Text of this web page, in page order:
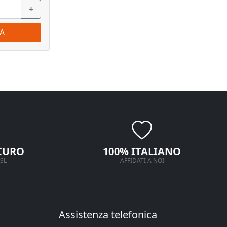
+
100% ITALIANO
AFFIDATI A NOI
Assistenza telefonica